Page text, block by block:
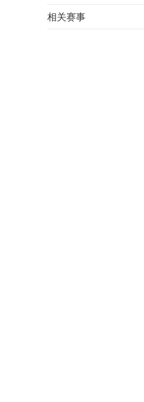
相关赛事